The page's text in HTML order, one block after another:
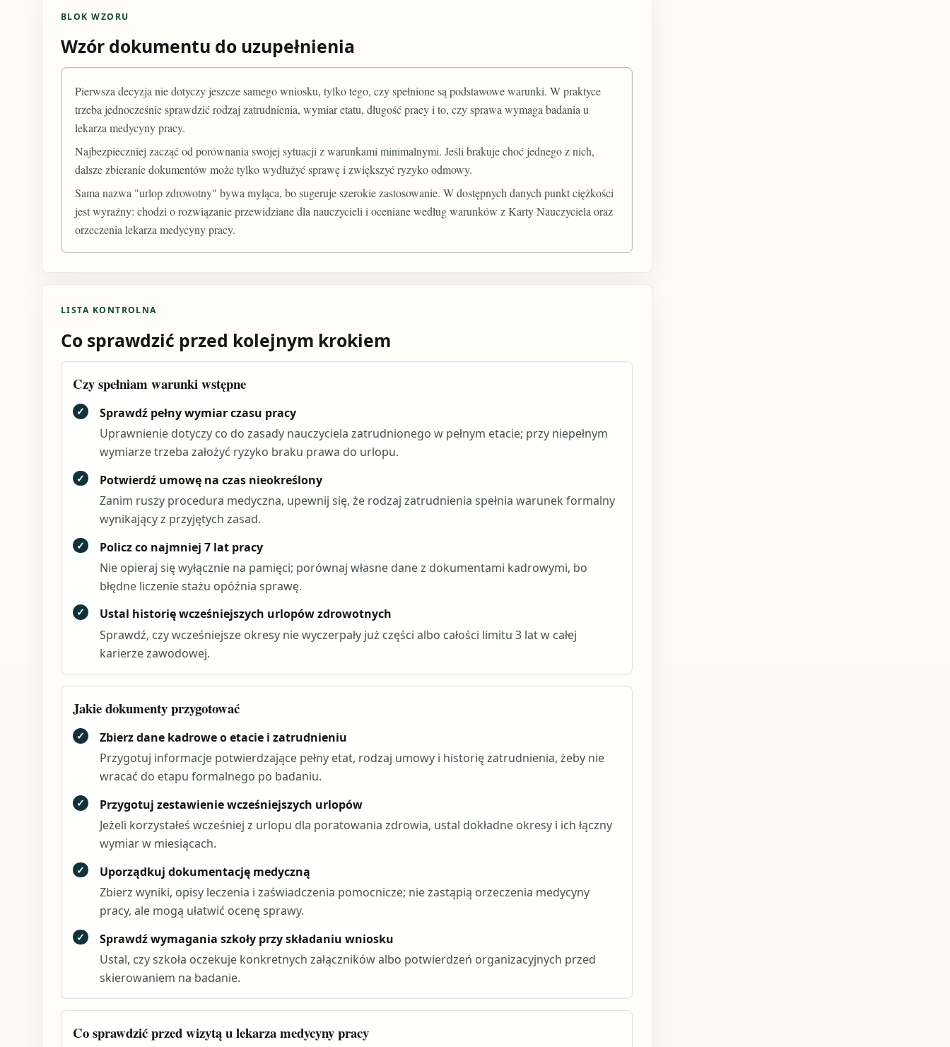
BLOK WZORU
Wzór dokumentu do uzupełnienia
Pierwsza decyzja nie dotyczy jeszcze samego wniosku, tylko tego, czy spełnione są podstawowe warunki. W praktyce
trzeba jednocześnie sprawdzić rodzaj zatrudnienia, wymiar etatu, długość pracy i to, czy sprawa wymaga badania u
lekarza medycyny pracy.
Najbezpieczniej zacząć od porównania swojej sytuacji z warunkami minimalnymi. Jeśli brakuje choć jednego z nich,
dalsze zbieranie dokumentów może tylko wydłużyć sprawę i zwiększyć ryzyko odmowy.
Sama nazwa "urlop zdrowotny" bywa myląca, bo sugeruje szerokie zastosowanie. W dostępnych danych punkt ciężkości
jest wyraźny: chodzi o rozwiązanie przewidziane dla nauczycieli i oceniane według warunków z Karty Nauczyciela oraz
orzeczenia lekarza medycyny pracy.
LISTA KONTROLNA
Co sprawdzić przed kolejnym krokiem
Czy spełniam warunki wstępne
✓
Sprawdź pełny wymiar czasu pracy
Uprawnienie dotyczy co do zasady nauczyciela zatrudnionego w pełnym etacie; przy niepełnym
wymiarze trzeba założyć ryzyko braku prawa do urlopu.
✓
Potwierdź umowę na czas nieokreślony
Zanim ruszy procedura medyczna, upewnij się, że rodzaj zatrudnienia spełnia warunek formalny
wynikający z przyjętych zasad.
✓
Policz co najmniej 7 lat pracy
Nie opieraj się wyłącznie na pamięci; porównaj własne dane z dokumentami kadrowymi, bo
błędne liczenie stażu opóźnia sprawę.
✓
Ustal historię wcześniejszych urlopów zdrowotnych
Sprawdź, czy wcześniejsze okresy nie wyczerpały już części albo całości limitu 3 lat w całej
karierze zawodowej.
Jakie dokumenty przygotować
✓
Zbierz dane kadrowe o etacie i zatrudnieniu
Przygotuj informacje potwierdzające pełny etat, rodzaj umowy i historię zatrudnienia, żeby nie
wracać do etapu formalnego po badaniu.
✓
Przygotuj zestawienie wcześniejszych urlopów
Jeżeli korzystałeś wcześniej z urlopu dla poratowania zdrowia, ustal dokładne okresy i ich łączny
wymiar w miesiącach.
✓
Uporządkuj dokumentację medyczną
Zbierz wyniki, opisy leczenia i zaświadczenia pomocnicze; nie zastąpią orzeczenia medycyny
pracy, ale mogą ułatwić ocenę sprawy.
✓
Sprawdź wymagania szkoły przy składaniu wniosku
Ustal, czy szkoła oczekuje konkretnych załączników albo potwierdzeń organizacyjnych przed
skierowaniem na badanie.
Co sprawdzić przed wizytą u lekarza medycyny pracy